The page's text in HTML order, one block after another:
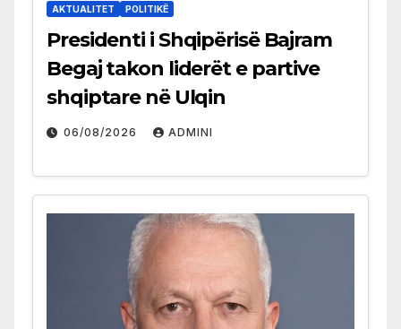
AKTUALITET POLITIKË
Presidenti i Shqipërisë Bajram
Begaj takon liderët e partive
shqiptare në Ulqin
06/08/2026 ADMINI